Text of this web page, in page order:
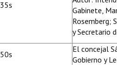
Gabinete,
Rosemberg;
y Secretario
El concejal
Gobierno y